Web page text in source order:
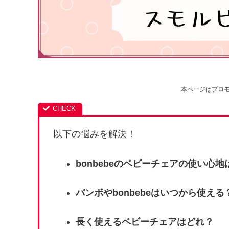
本ページはプロ
以下の悩みを解決！
bonbebeのベビーチェアの使い心地
バンボやbonbebeはいつから使える
長く使えるベビーチェアはどれ？